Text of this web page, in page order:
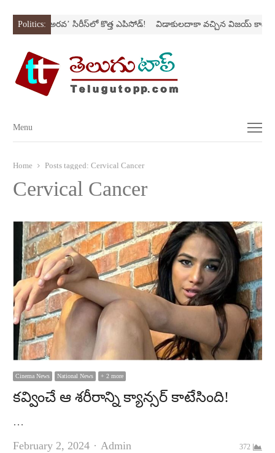
Politics:‘అర‌వ’ సిరీస్‌లో కొత్త ఎపిసోడ్‌! విడాకులదాకా వచ్చిన విజయ్‌ కాపురం
Menu
Menu
Home Posts tagged: Cervical Cancer
Cervical Cancer
Cinema News National News + 2 more
క‌వ్వించే ఆ శ‌రీరాన్ని క్యాన్సర్ కాటేసింది!
…
February 2, 2024
Author
Admin 372